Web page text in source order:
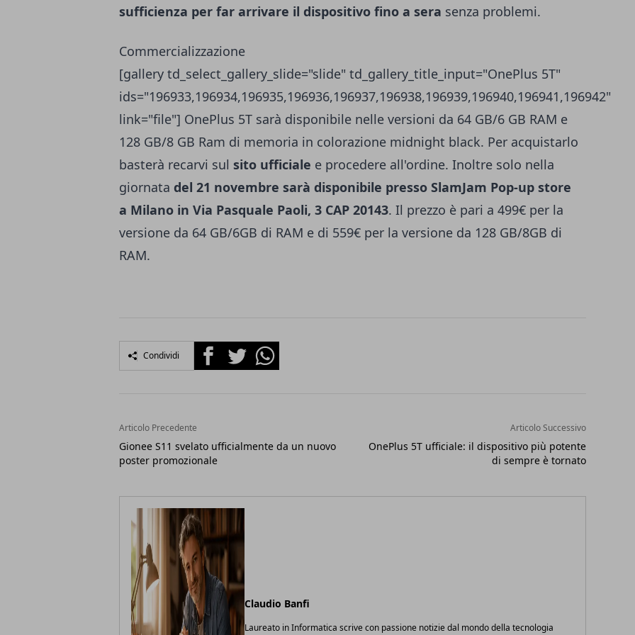
sufficienza per far arrivare il dispositivo fino a sera senza problemi.
Commercializzazione
[gallery td_select_gallery_slide="slide" td_gallery_title_input="OnePlus 5T"
ids="196933,196934,196935,196936,196937,196938,196939,196940,196941,196942"
link="file"] OnePlus 5T sarà disponibile nelle versioni da 64 GB/6 GB RAM e
128 GB/8 GB Ram di memoria in colorazione midnight black. Per acquistarlo
basterà recarvi sul sito ufficiale e procedere all'ordine. Inoltre solo nella
giornata del 21 novembre sarà disponibile presso SlamJam Pop-up store
a Milano in Via Pasquale Paoli, 3 CAP 20143. Il prezzo è pari a 499€ per la
versione da 64 GB/6GB di RAM e di 559€ per la versione da 128 GB/8GB di
RAM.
Condividi FacebookTwitterWhatsapp
Articolo Precedente
Gionee S11 svelato ufficialmente da un nuovo
poster promozionale
Articolo Successivo
OnePlus 5T ufficiale: il dispositivo più potente
di sempre è tornato
Claudio Banfi
Laureato in Informatica scrive con passione notizie dal mondo della tecnologia